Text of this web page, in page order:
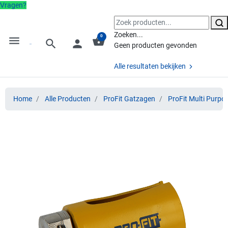
Vragen?
menu search person shopping_basket
0
Zoeken...
Geen producten gevonden
Alle resultaten bekijken
Home Alle Producten ProFit Gatzagen ProFit Multi